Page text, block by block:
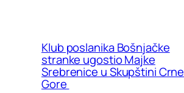
Klub poslanika Bošnjačke
stranke ugostio Majke
Srebrenice u Skupštini Crne
Gore